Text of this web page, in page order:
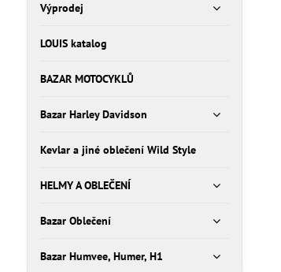
Výprodej
LOUIS katalog
BAZAR MOTOCYKLŮ
Bazar Harley Davidson
Kevlar a jiné oblečení Wild Style
HELMY A OBLEČENÍ
Bazar Oblečení
Bazar Humvee, Humer, H1